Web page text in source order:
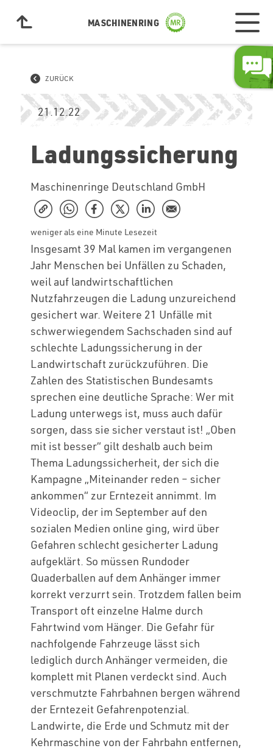
MASCHINENRING
ZURÜCK
21.12.22
Ladungssicherung
Maschinenringe Deutschland GmbH
weniger als eine Minute Lesezeit
Insgesamt 39 Mal kamen im vergangenen
Jahr Menschen bei Unfällen zu Schaden,
weil auf landwirtschaftlichen
Nutzfahrzeugen die Ladung unzureichend
gesichert war. Weitere 21 Unfälle mit
schwerwiegendem Sachschaden sind auf
schlechte Ladungssicherung in der
Landwirtschaft zurückzuführen. Die
Zahlen des Statistischen Bundesamts
sprechen eine deutliche Sprache: Wer mit
Ladung unterwegs ist, muss auch dafür
sorgen, dass sie sicher verstaut ist! „Oben
mit ist besser“ gilt deshalb auch beim
Thema Ladungssicherheit, der sich die
Kampagne „Miteinander reden – sicher
ankommen“ zur Erntezeit annimmt. Im
Videoclip, der im September auf den
sozialen Medien online ging, wird über
Gefahren schlecht gesicherter Ladung
aufgeklärt. So müssen Rundoder
Quaderballen auf dem Anhänger immer
korrekt verzurrt sein. Trotzdem fallen beim
Transport oft einzelne Halme durch
Fahrtwind vom Hänger. Die Gefahr für
nachfolgende Fahrzeuge lässt sich
lediglich durch Anhänger vermeiden, die
komplett mit Planen verdeckt sind. Auch
verschmutzte Fahrbahnen bergen während
der Erntezeit Gefahrenpotenzial.
Landwirte, die Erde und Schmutz mit der
Kehrmaschine von der Fahrbahn entfernen,